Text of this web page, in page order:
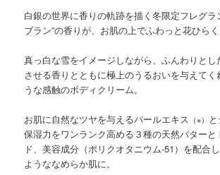
白銀の世界に香りの軌跡を描く冬限定フレグラ
ブラン”の香りが、お肌の上でふわっと花ひらく
真っ白な雪をイメージしながら、ふんわりとし
させる香りとともに極上のうるおいを与えてく
うな感触のボディクリーム。
お肌に自然なツヤを与えるパールエキス （※）
保湿力をワンランク高める３種の天然バターと
ド、美容成分（ポリクオタニウム-51）を配合
ようななめらか肌に。